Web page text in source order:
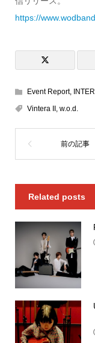
https://
Event Report,
Vintera II , w.o.d.
Related posts